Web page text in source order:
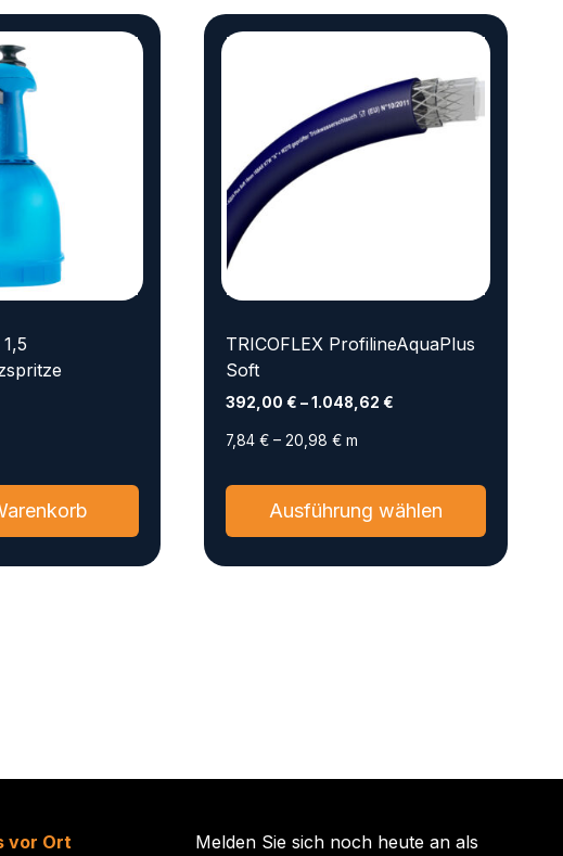
TRICOFLEX ProfilineAquaPlus
Soft
392,00 € –1.048,62 €
7,84 €– 20,98 € m
Ausführung wählen
Dieses
weist
vor Ort
Melden Sie sich noch heute an als